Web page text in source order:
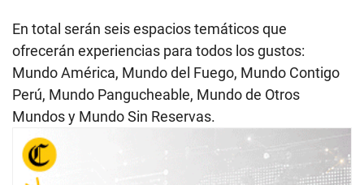
En total serán seis espacios temáticos que
ofrecerán experiencias para todos los gustos:
Mundo América, Mundo del Fuego, Mundo Contigo
Perú, Mundo Pangucheable, Mundo de Otros
Mundos y Mundo Sin Reservas.